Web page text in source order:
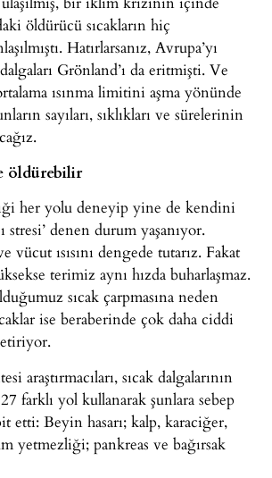
öldürücü sıcakların hiç
Hatırlarsanız, Avrupa’yı
Grönland’ı da eritmişti. Ve
ısınma limitini aşma yönünde
sayıları, sıklıkları ve sürelerinin
öldürebilir
her yolu deneyip yine de kendini
stresi’ denen durum yaşanıyor.
vücut ısısını dengede tutarız. Fakat
terimiz aynı hızda buharlaşmaz.
sıcak çarpmasına neden
ise beraberinde çok daha ciddi
araştırmacıları, sıcak dalgalarının
farklı yol kullanarak şunlara sebep
etti: Beyin hasarı; kalp, karaciğer,
yetmezliği; pankreas ve bağırsak